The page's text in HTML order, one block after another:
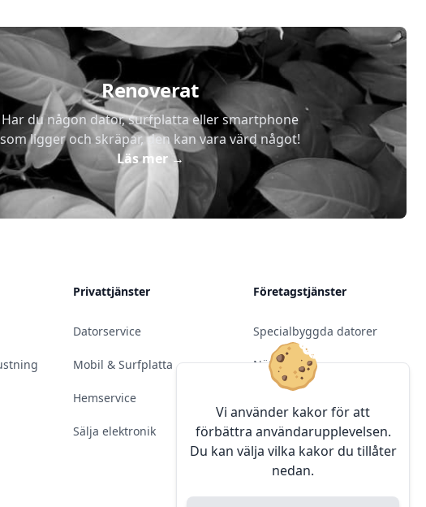
Vi använder kakor för att
förbättra användarupplevelsen.
Du kan välja vilka kakor du tillåter
nedan.
Renoverat
Har du någon dator, surfplatta eller smartphone
som ligger och skräpar, den kan vara värd något!
Läs mer→
Privattjänster
Datorservice
Mobil & Surfplatta
Hemservice
Sälja elektronik
Företagstjänster
Specialbyggda datorer
Nätverk
Programvara
Server & Backup